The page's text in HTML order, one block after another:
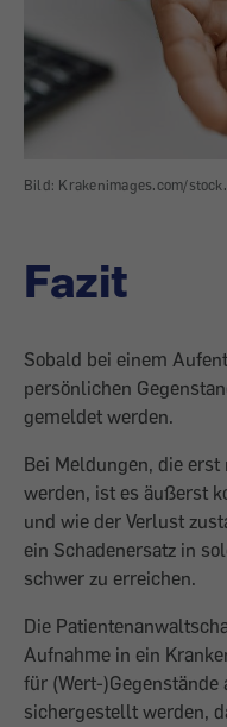
Bild: Krakenimages.com/
Fazit
Sobald bei einem
persönlichen
gemeldet werden.
Bei Meldungen, die
werden, ist es äußerst
und wie der Verlust
ein Schadenersatz in
schwer zu erreichen.
Die
Aufnahme in ein
für (Wert-
sichergestellt werden,